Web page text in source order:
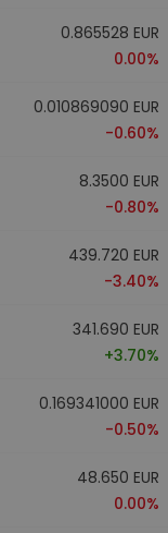
0.865528 EUR
0.00%
0.010869090 EUR
-0.60%
8.3500 EUR
-0.80%
439.720 EUR
-3.40%
341.690 EUR
+3.70%
0.169341000 EUR
-0.50%
48.650 EUR
0.00%